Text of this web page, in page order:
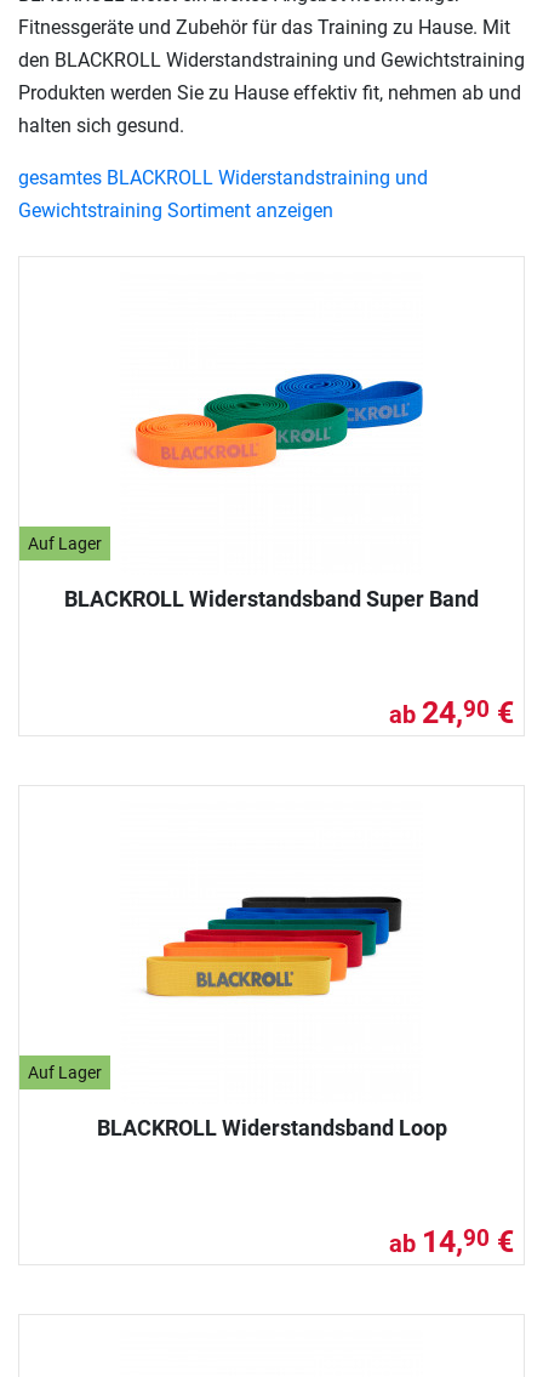
Auf Lager
BLACKROLL Widerstandsband Super Band
ab 24,90 €
Auf Lager
BLACKROLL Widerstandsband Loop
ab 14,90 €
Fitnessgeräte und Zubehör für das Training zu Hause. Mit
den BLACKROLL Widerstandstraining und Gewichtstraining
Produkten werden Sie zu Hause effektiv fit, nehmen ab und
halten sich gesund.
gesamtes BLACKROLL Widerstandstraining und
Gewichtstraining Sortiment anzeigen